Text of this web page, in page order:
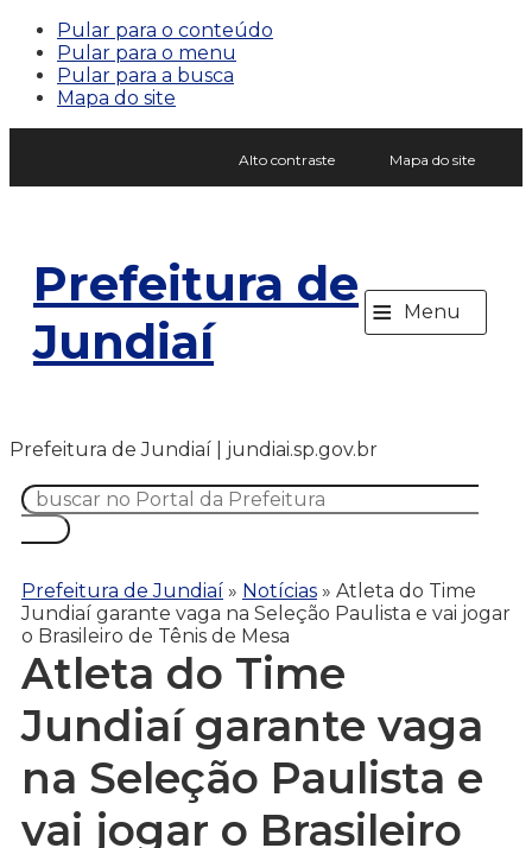
Pular para o conteúdo
Pular para o menu
Pular para a busca
Mapa do site
Alto contraste Mapa do site
Prefeitura de
Jundiaí
≡ Menu
Prefeitura de Jundiaí | jundiai.sp.gov.br
Prefeitura de Jundiaí » Notícias » Atleta do Time
Jundiaí garante vaga na Seleção Paulista e vai jogar
o Brasileiro de Tênis de Mesa
Atleta do Time
Jundiaí garante vaga
na Seleção Paulista e
vai jogar o Brasileiro